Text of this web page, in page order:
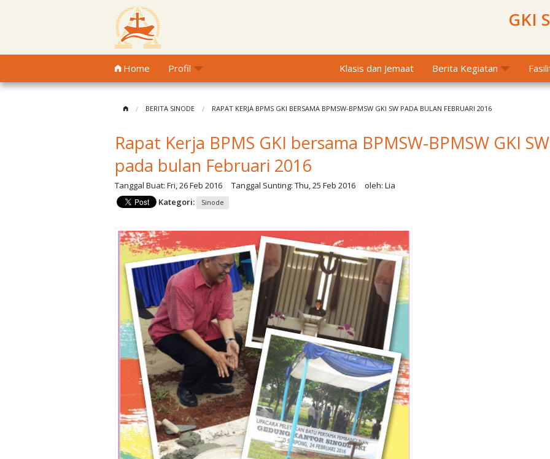
GKI
Home Profil Klasis dan Jemaat Berita Kegiatan
BERITA SINODE RAPAT KERJA BPMS GKI BERSAMA BPMSW-BPMSW GKI SW PADA BULAN FEBRUARI 2016
Rapat Kerja BPMS GKI bersama BPMSW-BPMSW GKI SW
pada bulan Februari 2016
Tanggal Buat: Fri, 26 Feb 2016 Tanggal Sunting: Thu, 25 Feb 2016 oleh: Lia
Kategori:
Sinode